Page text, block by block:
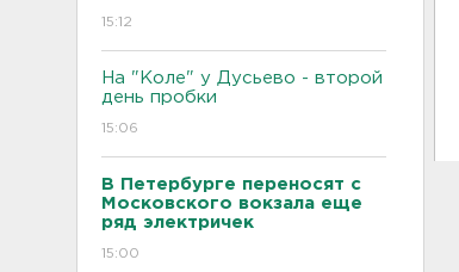
15:12
На "Коле" у Дусьево - второй
день пробки
15:06
В Петербурге переносят с
Московского вокзала еще
ряд электричек
15:00